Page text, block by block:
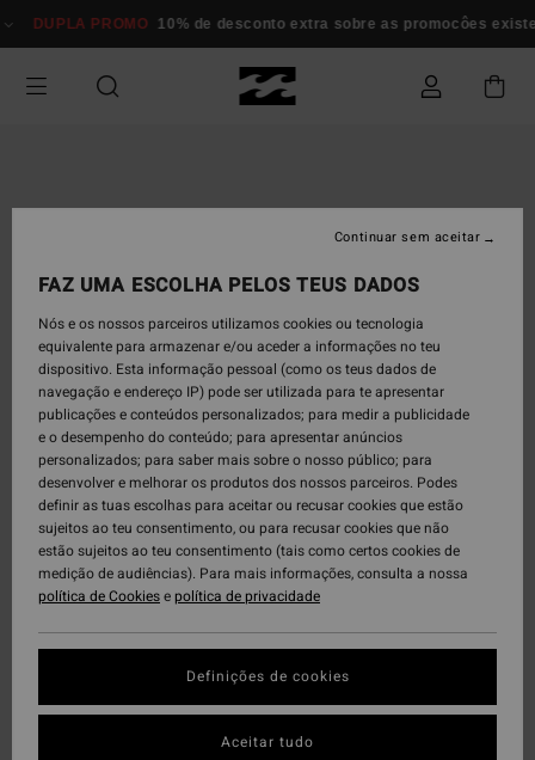
para
informação
DUPLA PROMO 10% de desconto extra sobre as promocôes
FAZ UMA ESCOLHA PELOS TEUS DADOS
Nós e os nossos parceiros utilizamos cookies ou tecnologia
equivalente para armazenar e/ou aceder a informações no teu
dispositivo. Esta informação pessoal (como os teus dados de
navegação e endereço IP) pode ser utilizada para te apresentar
publicações e conteúdos personalizados; para medir a publicidade
e o desempenho do conteúdo; para apresentar anúncios
personalizados; para saber mais sobre o nosso público; para
desenvolver e melhorar os produtos dos nossos parceiros. Podes
definir as tuas escolhas para aceitar ou recusar cookies que estão
sujeitos ao teu consentimento, ou para recusar cookies que não
estão sujeitos ao teu consentimento (tais como certos cookies de
medição de audiências). Para mais informações, consulta a nossa
política de Cookiesepolítica de privacidade
Definições de cookies
Continuar sem aceitar
Aceitar tudo